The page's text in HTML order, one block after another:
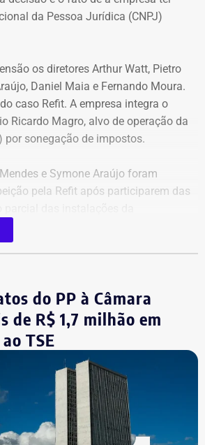
da Pessoa Jurídica (CNPJ)
os diretores Arthur Watt, Pietro
Daniel Maia e Fernando Moura.
caso Refit. A empresa integra o
Ricardo Magro, alvo de operação da
por sonegação de impostos.
e Symone Araújo foram
pela Refit após participarem das
de 2025.
Tribunal de Justiça (STJ)
dos dois diretores na votação até
seja analisado pela Corte.
a refinaria importava
mas fingia que o material era
uma operação de refino na sua
Manguinhos.
do PP à Câmara
de R$ 1,7 milhão em
TSE